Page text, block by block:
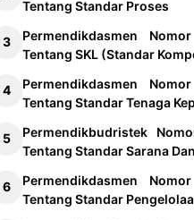
Tentang Standar Proses
Permendikdasmen
Tentang SKL (Standar
Permendikdasmen
Tentang Standar Tenaga
Permendikbudristek
Tentang Standar Sarana
Permendikdasmen
Tentang Standar